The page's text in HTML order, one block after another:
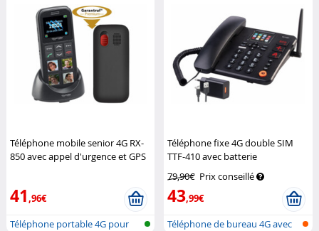
Téléphone mobile senior 4G RX-
850 avec appel d'urgence et GPS
41,96€
Téléphone portable 4G pour
Téléphone fixe 4G double SIM
TTF-410 avec batterie
Simvalley
Communications
79,90€ Prix conseillé
43,99€
Téléphone de bureau 4G avec